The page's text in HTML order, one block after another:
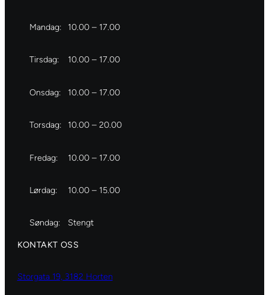
Mandag: 10.00 – 17.00
Tirsdag: 10.00 – 17.00
Onsdag: 10.00 – 17.00
Torsdag: 10.00 – 20.00
Fredag: 10.00 – 17.00
Lørdag: 10.00 – 15.00
Søndag: Stengt
KONTAKT OSS
Storgata 19, 3182 Horten